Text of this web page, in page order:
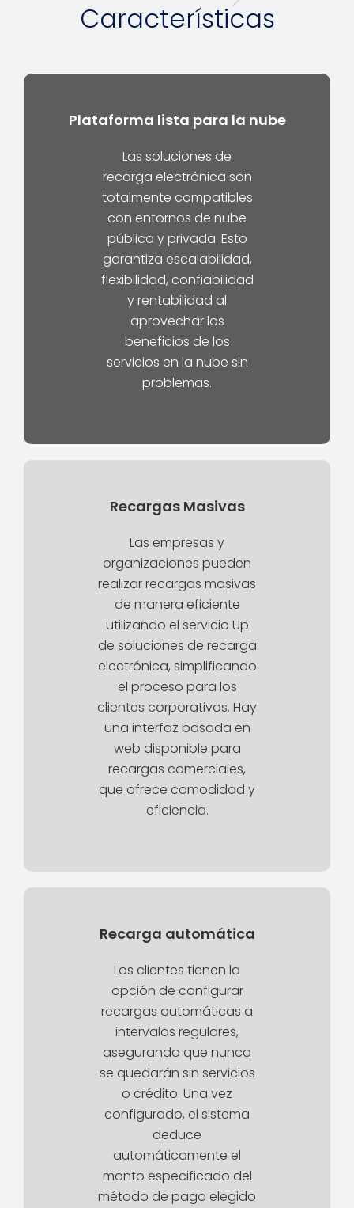
Características
Plataforma lista para la nube
Las soluciones de
recarga electrónica son
totalmente compatibles
con entornos de nube
pública y privada. Esto
garantiza escalabilidad,
flexibilidad, confiabilidad
y rentabilidad al
aprovechar los
beneficios de los
servicios en la nube sin
problemas.
Recargas Masivas
Las empresas y
organizaciones pueden
realizar recargas masivas
de manera eficiente
utilizando el servicio Up
de soluciones de recarga
electrónica, simplificando
el proceso para los
clientes corporativos. Hay
una interfaz basada en
web disponible para
recargas comerciales,
que ofrece comodidad y
eficiencia.
Recarga automática
Los clientes tienen la
opción de configurar
recargas automáticas a
intervalos regulares,
asegurando que nunca
se quedarán sin servicios
o crédito. Una vez
configurado, el sistema
deduce
automáticamente el
monto especificado del
método de pago elegido